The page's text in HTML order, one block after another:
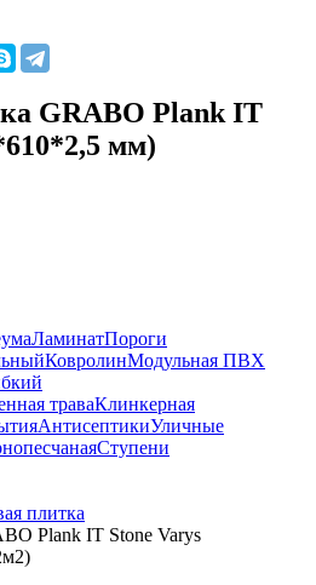
GRABO Plank IT
мм)
ЛаминатПороги
КовролинМодульная ПВХ
траваКлинкерная
АнтисептикиУличные
Ступени
плитка
Plank IT Stone Varys